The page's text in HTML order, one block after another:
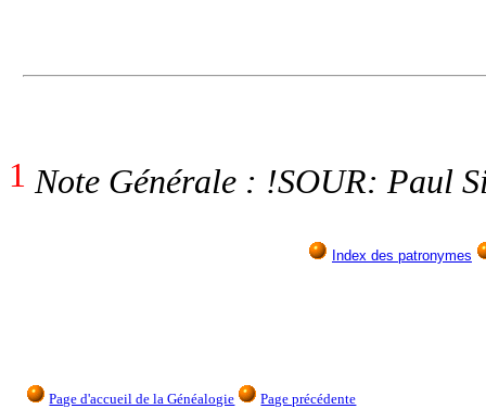
1 Note Générale : !SOUR: Paul
Index des patronymes
Page d'accueil de la Généalogie Page précédente